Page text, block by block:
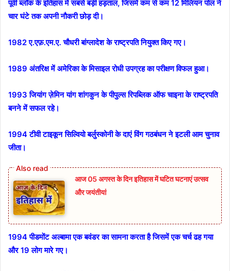
पूर्वी ब्लॉक के इतिहास में सबसे बड़ी हड़ताल, जिसमें कम से कम 12 मिलियन पोल ने
चार घंटे तक अपनी नौकरी छोड़ दी।
1982 ए.एफ़.एम.ए. चौधरी बांग्लादेश के राष्ट्रपति नियुक्त किए गए।
1989 अंतरिक्ष में अमेरिका के मिसाइल रोधी उपग्रह का परीक्षण विफल हुआ।
1993 जियांग ज़ेमिन यांग शांगकुन के पीपुल्स रिपब्लिक ऑफ चाइना के राष्ट्रपति
बनने में सफल रहे।
1994 टीवी टाइकून सिल्वियो बर्लुस्कोनी के दाएं विंग गठबंधन ने इटली आम चुनाव
जीता।
आज 05 अगस्त के दिन इतिहास में घटित घटनाएं उत्सव
और जयंतीयां
1994 पीडमोंट अल्बामा एक बवंडर का सामना करता है जिसमें एक चर्च ढह गया
और 19 लोग मारे गए।